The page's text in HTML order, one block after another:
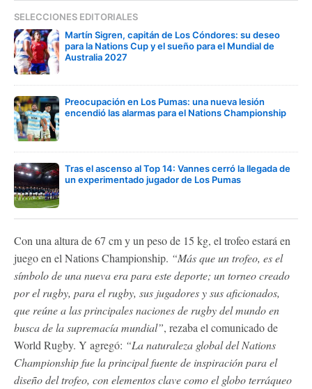
SELECCIONES EDITORIALES
Martín Sigren, capitán de Los Cóndores: su deseo
para la Nations Cup y el sueño para el Mundial de
Australia 2027
Preocupación en Los Pumas: una nueva lesión
encendió las alarmas para el Nations Championship
Tras el ascenso al Top 14: Vannes cerró la llegada de
un experimentado jugador de Los Pumas
Con una altura de 67 cm y un peso de 15 kg, el trofeo estará en
juego en el Nations Championship. “Más que un trofeo, es el
símbolo de una nueva era para este deporte; un torneo creado
por el rugby, para el rugby, sus jugadores y sus aficionados,
que reúne a las principales naciones de rugby del mundo en
busca de la supremacía mundial”, rezaba el comunicado de
World Rugby. Y agregó: “La naturaleza global del Nations
Championship fue la principal fuente de inspiración para el
diseño del trofeo, con elementos clave como el globo terráqueo